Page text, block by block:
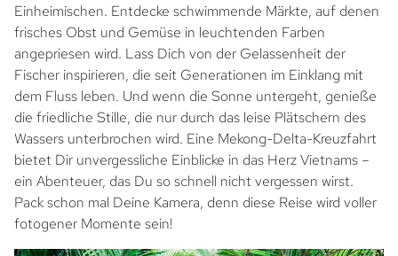
Einheimischen. Entdecke schwimmende Märkte, auf denen
frisches Obst und Gemüse in leuchtenden Farben
angepriesen wird. Lass Dich von der Gelassenheit der
Fischer inspirieren, die seit Generationen im Einklang mit
dem Fluss leben. Und wenn die Sonne untergeht, genieße
die friedliche Stille, die nur durch das leise Plätschern des
Wassers unterbrochen wird. Eine Mekong-Delta-Kreuzfahrt
bietet Dir unvergessliche Einblicke in das Herz Vietnams –
ein Abenteuer, das Du so schnell nicht vergessen wirst.
Pack schon mal Deine Kamera, denn diese Reise wird voller
fotogener Momente sein!